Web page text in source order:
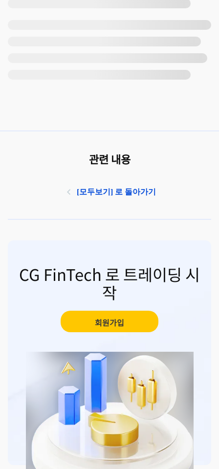
관련 내용
[모두보기] 로 돌아가기
CG FinTech 로 트레이딩 시
작
회원가입